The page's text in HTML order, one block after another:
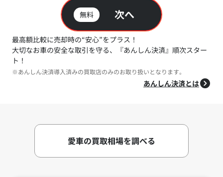
無料 次へ
最高額比較に売却時の“安心”をプラス！
大切なお車の安全な取引を守る、『あんしん決済』順次スター
ト！
※あんしん決済導入済みの買取店のみのお取り扱いとなります。
あんしん決済とは
愛車の買取相場を調べる